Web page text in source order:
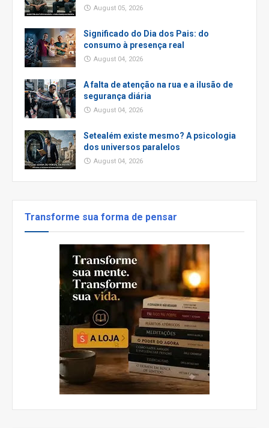
August 05, 2026
Significado do Dia dos Pais: do
consumo à presença real
August 04, 2026
A falta de atenção na rua e a ilusão de
segurança diária
August 04, 2026
Setealém existe mesmo? A psicologia
dos universos paralelos
August 04, 2026
Transforme sua forma de pensar